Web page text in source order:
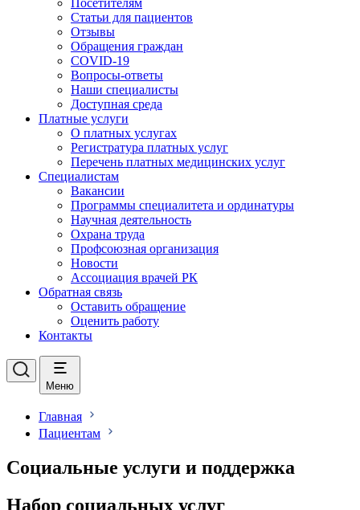
Посетителям
Статьи для пациентов
Отзывы
Обращения граждан
COVID-19
Вопросы-ответы
Наши специалисты
Доступная среда
Платные услуги
О платных услугах
Регистратура платных услуг
Перечень платных медицинских услуг
Специалистам
Вакансии
Программы специалитета и ординатуры
Научная деятельность
Охрана труда
Профсоюзная организация
Новости
Ассоциация врачей РК
Обратная связь
Оставить обращение
Оценить работу
Контакты
Меню
Главная
Пациентам
Социальные услуги и поддержка
Набор социальных услуг